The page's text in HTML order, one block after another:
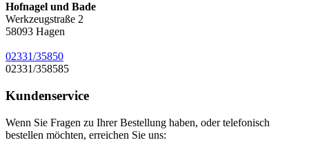
Hofnagel und Bade
Werkzeugstraße 2
58093 Hagen
02331/35850
02331/358585
Kundenservice
Wenn Sie Fragen zu Ihrer Bestellung haben, oder telefonisch
bestellen möchten, erreichen Sie uns: